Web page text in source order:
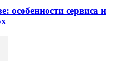
особенности сервиса и